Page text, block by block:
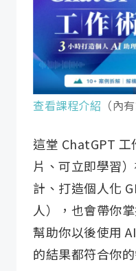
查看課程介紹 （內
這堂 ChatGPT
片、可立即學習
計、打造個人化
人），也會帶你
幫助你以後使用
的結果都符合你的